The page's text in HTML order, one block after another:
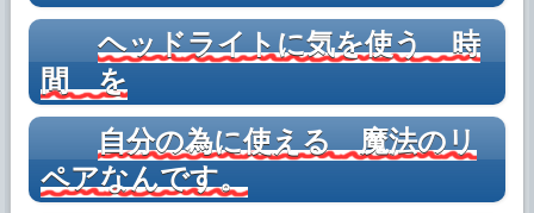
2024年1月7日
ブログに 「◆ホイールリペア事例、更新
中」を追加しました。
2024年1月2日
ブログに 「◆昨年のホイールリペア事例、
更新中」を追加しました。
2023年12月31日
ヘッドライトに気を使う 時
間 を
自分の為に使える 魔法のリ
ペアなんです。